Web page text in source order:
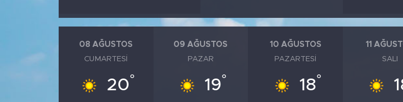
08 AĞUSTOS
CUMARTESI
20°
09 AĞUSTOS
PAZAR
19°
10 AĞUSTOS
PAZARTESI
18°
11
SALI